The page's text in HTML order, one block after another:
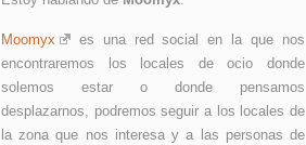
Moomyx
es una red social en la que nos
encontraremos los locales de ocio donde
solemos estar o donde pensamos
desplazarnos, podremos seguir a los locales de
la zona que nos interesa y a las personas de